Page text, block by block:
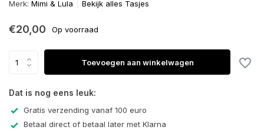
Merk: Mimi & Lula Bekijk alles Tasjes
€20,00 Op voorraad
Toevoegen aan winkelwagen
Dat is nog eens leuk:
Gratis verzending vanaf 100 euro
Betaal direct of betaal later met Klarna